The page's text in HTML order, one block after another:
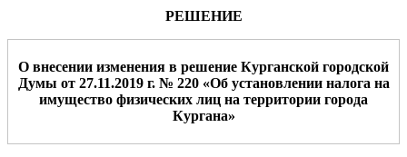
РЕШЕНИЕ
О внесении изменения в решение Курганской городской
Думы от 27.11.2019 г. № 220 «Об установлении налога на
имущество физических лиц на территории города
Кургана»